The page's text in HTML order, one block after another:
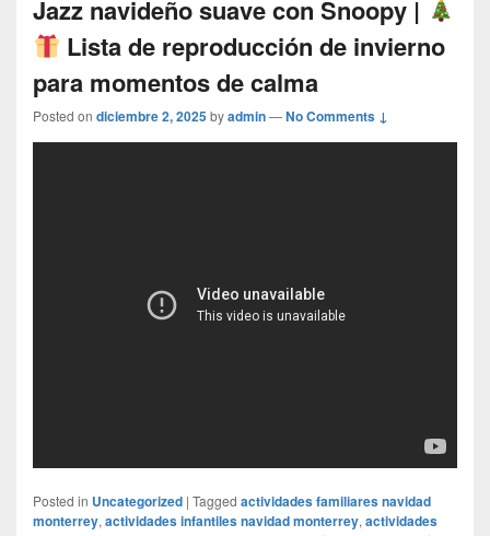
Jazz navideño suave con Snoopy |
Lista de reproducción de invierno
para momentos de calma
Posted on diciembre 2, 2025byadmin—No Comments ↓
Posted in Uncategorized | Tagged actividades familiares navidad
monterrey, actividades infantiles navidad monterrey, actividades